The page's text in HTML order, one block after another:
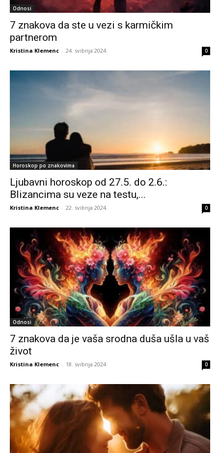
Odnosi
7 znakova da ste u vezi s karmičkim
partnerom
Kristina Klemenc - 24. svibnja 2024. 0
Horoskop po znakovima
Ljubavni horoskop od 27.5. do 2.6.:
Blizancima su veze na testu,...
Kristina Klemenc - 22. svibnja 2024. 0
Odnosi
7 znakova da je vaša srodna duša ušla u vaš
život
Kristina Klemenc - 18. svibnja 2024. 0